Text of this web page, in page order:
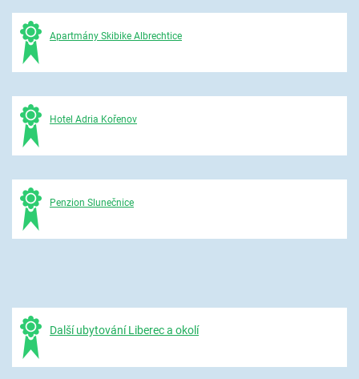
Apartmány Skibike Albrechtice
Hotel Adria Kořenov
Penzion Slunečnice
Další ubytování Liberec a okolí